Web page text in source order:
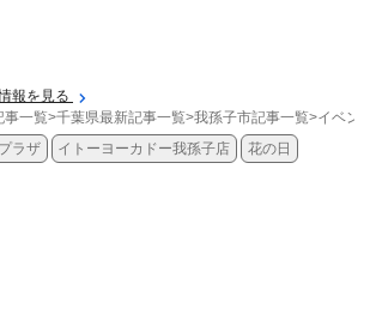
報を見る
事一覧>千葉県最新記事一覧>我孫子市記事一覧>イベント
ラザ
イトーヨーカドー我孫子店 花の日